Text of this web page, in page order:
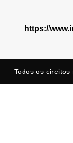
https://
Todos os